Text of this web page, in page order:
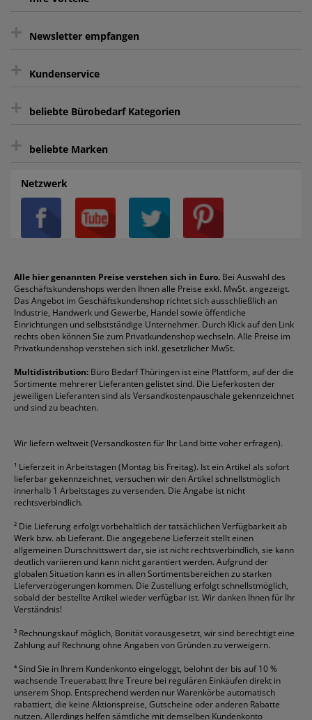
Kauf auf Rechnung³
sicher Shoppen durch SSL
intelligentes Kundenkonto
+ Newsletter empfangen
Sie können sich zu jeder Zeit abmelden.
+ Kundenservice
Kontakt
FAQ
AGB
Datenschutz
Privatsphäre-Einstellungen
Über uns
Reklamation / Retouren
Vertrag widerrufen (Privatkunden)
Rabatte & Aktionen
+ beliebte Bürobedarf Kategorien
Aktenvernichter
Batterien
Bleistifte
Blöcke
Boardmarker
Briefumschläge
Druckerpatronen
Etiketten
Fineliner
Folienschreiber
Formulare
Gelschreiber
Geschäftsbücher
Heftstreifen
Kaffee
Klebeband
Klemmmappen
Kopierpapier
Korrekturmittel
Kugelschreiber
Mappen
Ordner
Packband
Permanentmarker
Radiergummis
Schnellhefter
Sichthüllen
Taschenrechner
Textmarker
Tintenroller
Tintenpatronen
Toilettenpapier
Toner
Versandmaterial
Versandtaschen
+ beliebte Marken
Alco
Avery/Zweckform
Canon
Durable
DYMO
Edding
Esselte
Faber-Castell
Fellowes
Franken
Fripa
HP
Leitz
Läufer
Melitta
Pentel
Pelikan
Pilot
Pritt
Schneider
Stabilo
Staedtler
alle Marken anzeigen
Netzwerk
Alle hier genannten Preise verstehen sich in Euro. Bei Auswahl des
Geschäftskundenshops werden Ihnen alle Preise exkl. MwSt. angezeigt.
Das Angebot im Geschäftskundenshop richtet sich ausschließlich an
Industrie, Handwerk und Gewerbe, Handel sowie öffentliche
Einrichtungen und selbstständige Unternehmer. Durch Klick auf den Link
rechts oben können Sie zum Privatkundenshop wechseln. Alle Preise im
Privatkundenshop verstehen sich inkl. gesetzlicher MwSt.
Multidistribution: Büro Bedarf Thüringen ist eine Plattform, auf der die
Sortimente mehrerer Lieferanten gelistet sind. Die Lieferkosten der
jeweiligen Lieferanten sind als Versandkostenpauschale gekennzeichnet
und sind zu beachten.
Wir liefern weltweit (Versandkosten für Ihr Land bitte voher erfragen).
¹ Lieferzeit in Arbeitstagen (Montag bis Freitag). Ist ein Artikel als sofort
lieferbar gekennzeichnet, versuchen wir den Artikel schnellstmöglich
innerhalb 1 Arbeitstages zu versenden. Die Angabe ist nicht
rechtsverbindlich.
² Die Lieferung erfolgt vorbehaltlich der tatsächlichen Verfügbarkeit ab
Werk bzw. ab Lieferant. Die angegebene Lieferzeit stellt einen
allgemeinen Durschnittswert dar, sie ist nicht rechtsverbindlich, sie kann
deutlich variieren und kann nicht garantiert werden. Aufgrund der
globalen Situation kann es in allen Sortimentsbereichen zu starken
Lieferverzögerungen kommen. Die Zustellung erfolgt schnellstmöglich,
sobald der bestellte Artikel wieder verfügbar ist. Wir danken Ihnen für Ihr
Verständnis!
³ Rechnungskauf möglich, Bonität vorausgesetzt, wir sind berechtigt eine
Zahlung auf Rechnung ohne Angaben von Gründen zu verweigern.
⁴Sind Sie in Ihrem Kundenkonto eingeloggt, belohnt der bis auf 10 %
wachsende Treuerabatt Ihre Treure bei regulären Einkäufen direkt in
unserem Shop. Entsprechend werden nur Warenkörbe automatisch
rabattiert, die keine Aktionspreise, Gutscheine oder anderen Rabatte
nutzen. Allerdings helfen sämtliche mit demselben Kundenkonto